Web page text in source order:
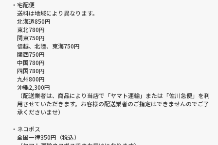
・宅配便
送料は地域により異なります。
北海道850円
東北780円
関東750円
信越、北陸、東海750円
関西750円
中国780円
四国780円
九州800円
沖縄2,300円
（配送業者は、商品により当店で「ヤマト運輸」または「佐川急便」を利
用させていただきます。お客様の配送業者のご指定はできませんのでご了
承くださいませ）
・ネコポス
全国一律350円（税込）